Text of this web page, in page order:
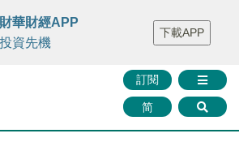
FINMETA 財華證券 媒體矩陣
智庫沙龍
聯絡我們
訂閱
简
華財經APP
資先機
下載APP